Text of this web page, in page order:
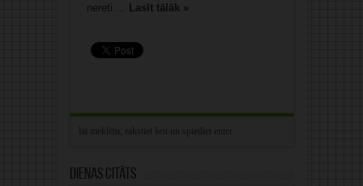
nereti ... Lasīt tālāk »
Dienas citāts